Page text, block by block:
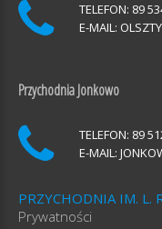
TELEFON: 89
E-MAIL:
Przychodnia Jonkowo
TELEFON: 89
E-MAIL:
PRZYCHODNIA IM. L.
Prywatności